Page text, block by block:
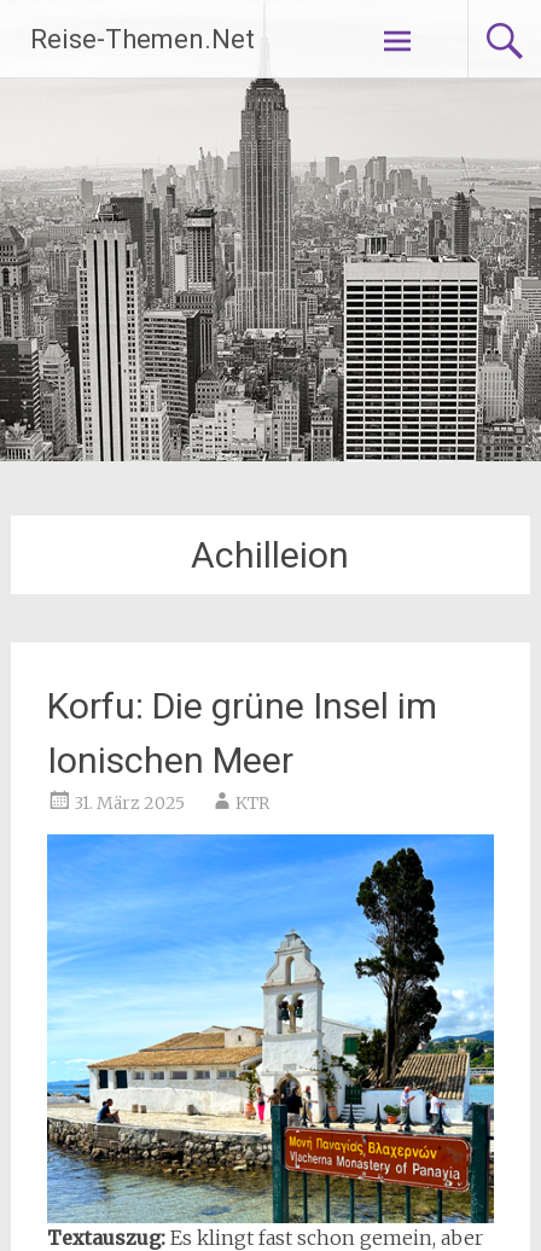
Inhalt
springen
Reise-Themen.Net
Achilleion
Korfu: Die grüne Insel im
Ionischen Meer
31. März 2025 KTR
Textauszug: Es klingt fast schon gemein, aber